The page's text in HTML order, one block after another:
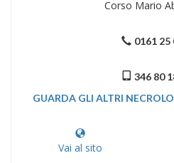
Corso Mario
0161 25
346 80
GUARDA GLI ALTRI
Vai al sito